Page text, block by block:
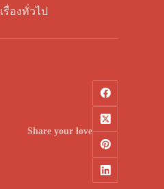
เรื่องทั่วไป
Share your love